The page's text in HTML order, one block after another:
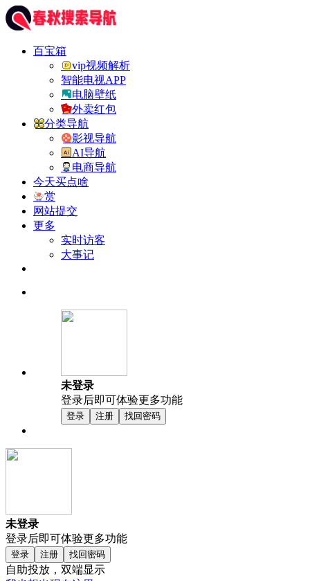
百宝箱
vip视频解析
智能电视APP
电脑壁纸
外卖红包
分类导航
影视导航
AI导航
电商导航
今天买点啥
赏
网站提交
更多
实时访客
大事记
未登录
登录后即可体验更多功能
登录 注册 找回密码
未登录
登录后即可体验更多功能
登录 注册 找回密码
自助投放，双端显示